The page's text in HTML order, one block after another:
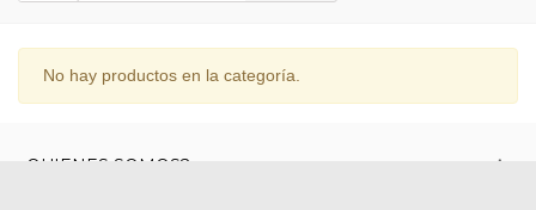
No hay productos en la categoría.
¿QUIENES SOMOS?